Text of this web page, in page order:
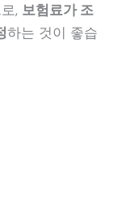
, 보험료가 조
하는 것이 좋습